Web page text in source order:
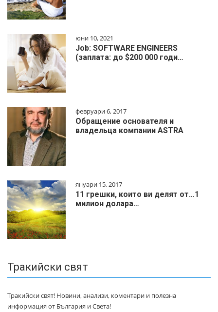
юни 10, 2021
Job: SOFTWARE ENGINEERS
(заплата: до $200 000 годи…
февруари 6, 2017
Обращение основателя и
владельца компании ASTRA
януари 15, 2017
11 грешки, които ви делят от…1
милиoн дoлapa…
Тракийски свят
Тракийски свят! Новини, анализи, коментари и полезна
информация от България и Света!